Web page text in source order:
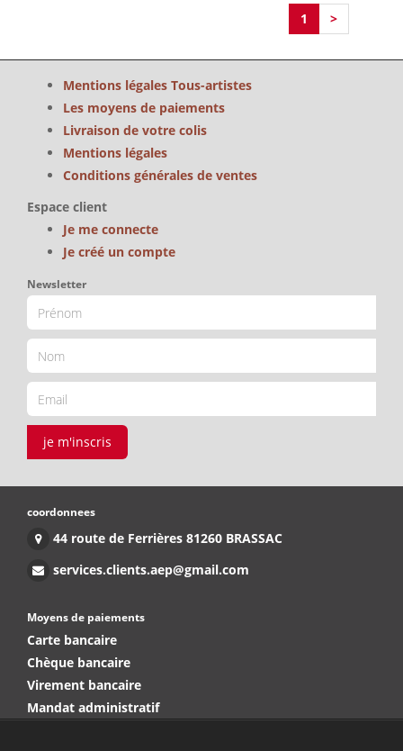
1 >
Mentions légales Tous-artistes
Les moyens de paiements
Livraison de votre colis
Mentions légales
Conditions générales de ventes
Espace client
Je me connecte
Je créé un compte
Newsletter
je m'inscris
coordonnees
44 route de Ferrières 81260 BRASSAC
services.clients.aep@gmail.com
Moyens de paiements
Carte bancaire
Chèque bancaire
Virement bancaire
Mandat administratif